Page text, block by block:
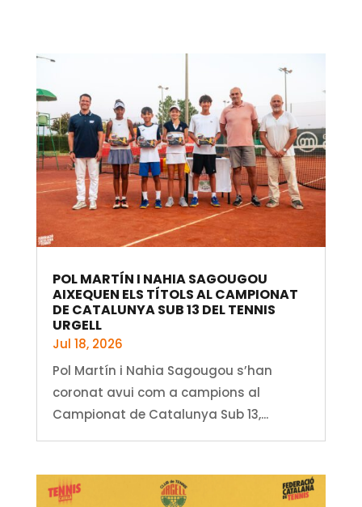
POL MARTÍN I NAHIA SAGOUGOU
AIXEQUEN ELS TÍTOLS AL CAMPIONAT
DE CATALUNYA SUB 13 DEL TENNIS
URGELL
Jul 18, 2026
Pol Martín i Nahia Sagougou s’han
coronat avui com a campions al
Campionat de Catalunya Sub 13,...